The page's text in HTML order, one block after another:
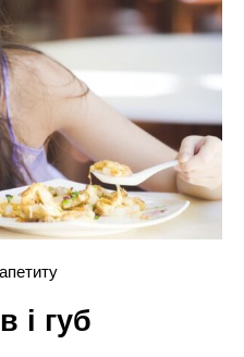
і губ